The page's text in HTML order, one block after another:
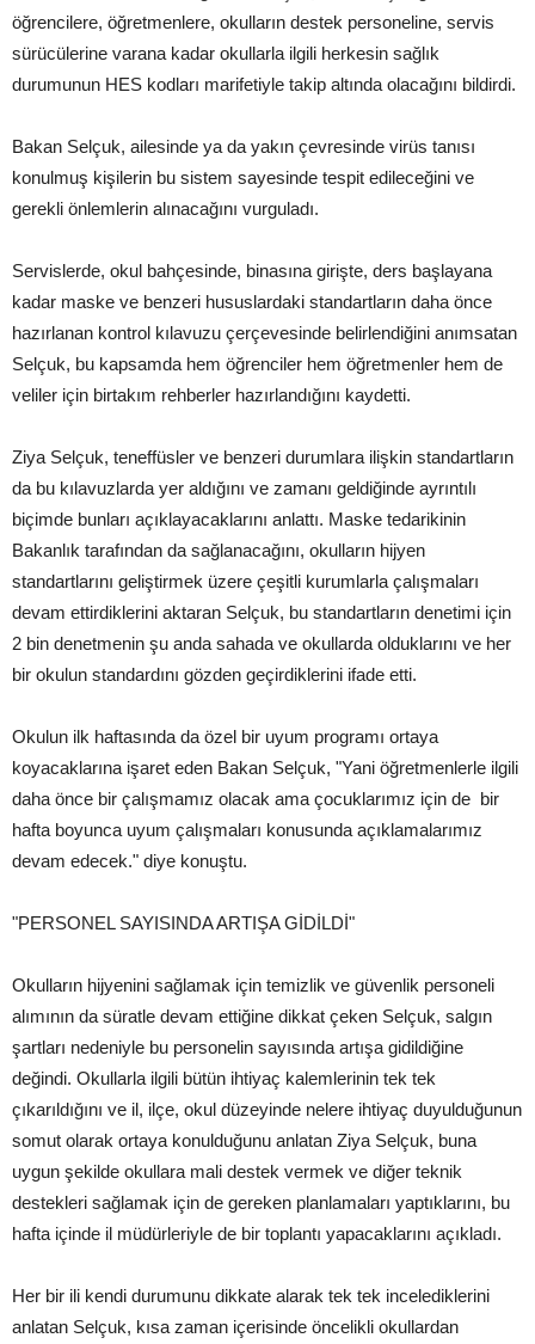
öğrencilere, öğretmenlere, okulların destek personeline, servis
sürücülerine varana kadar okullarla ilgili herkesin sağlık
durumunun HES kodları marifetiyle takip altında olacağını bildirdi.
Bakan Selçuk, ailesinde ya da yakın çevresinde virüs tanısı
konulmuş kişilerin bu sistem sayesinde tespit edileceğini ve
gerekli önlemlerin alınacağını vurguladı.
Servislerde, okul bahçesinde, binasına girişte, ders başlayana
kadar maske ve benzeri hususlardaki standartların daha önce
hazırlanan kontrol kılavuzu çerçevesinde belirlendiğini anımsatan
Selçuk, bu kapsamda hem öğrenciler hem öğretmenler hem de
veliler için birtakım rehberler hazırlandığını kaydetti.
Ziya Selçuk, teneffüsler ve benzeri durumlara ilişkin standartların
da bu kılavuzlarda yer aldığını ve zamanı geldiğinde ayrıntılı
biçimde bunları açıklayacaklarını anlattı. Maske tedarikinin
Bakanlık tarafından da sağlanacağını, okulların hijyen
standartlarını geliştirmek üzere çeşitli kurumlarla çalışmaları
devam ettirdiklerini aktaran Selçuk, bu standartların denetimi için
2 bin denetmenin şu anda sahada ve okullarda olduklarını ve her
bir okulun standardını gözden geçirdiklerini ifade etti.
Okulun ilk haftasında da özel bir uyum programı ortaya
koyacaklarına işaret eden Bakan Selçuk, "Yani öğretmenlerle ilgili
daha önce bir çalışmamız olacak ama çocuklarımız için de bir
hafta boyunca uyum çalışmaları konusunda açıklamalarımız
devam edecek." diye konuştu.
"PERSONEL SAYISINDA ARTIŞA GİDİLDİ"
Okulların hijyenini sağlamak için temizlik ve güvenlik personeli
alımının da süratle devam ettiğine dikkat çeken Selçuk, salgın
şartları nedeniyle bu personelin sayısında artışa gidildiğine
değindi. Okullarla ilgili bütün ihtiyaç kalemlerinin tek tek
çıkarıldığını ve il, ilçe, okul düzeyinde nelere ihtiyaç duyulduğunun
somut olarak ortaya konulduğunu anlatan Ziya Selçuk, buna
uygun şekilde okullara mali destek vermek ve diğer teknik
destekleri sağlamak için de gereken planlamaları yaptıklarını, bu
hafta içinde il müdürleriyle de bir toplantı yapacaklarını açıkladı.
Her bir ili kendi durumunu dikkate alarak tek tek incelediklerini
anlatan Selçuk, kısa zaman içerisinde öncelikli okullardan